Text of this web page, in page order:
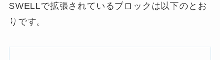
SWELLで拡張されているブロックは以下のとお
りです。